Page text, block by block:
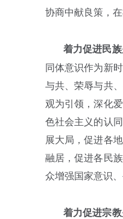
协商中献良策，
着力促进民
同体意识作为新
与共、荣辱与共
观为引领，深化
色社会主义的认
展大局，促进各
融居，促进各民
众增强国家意识
着力促进宗